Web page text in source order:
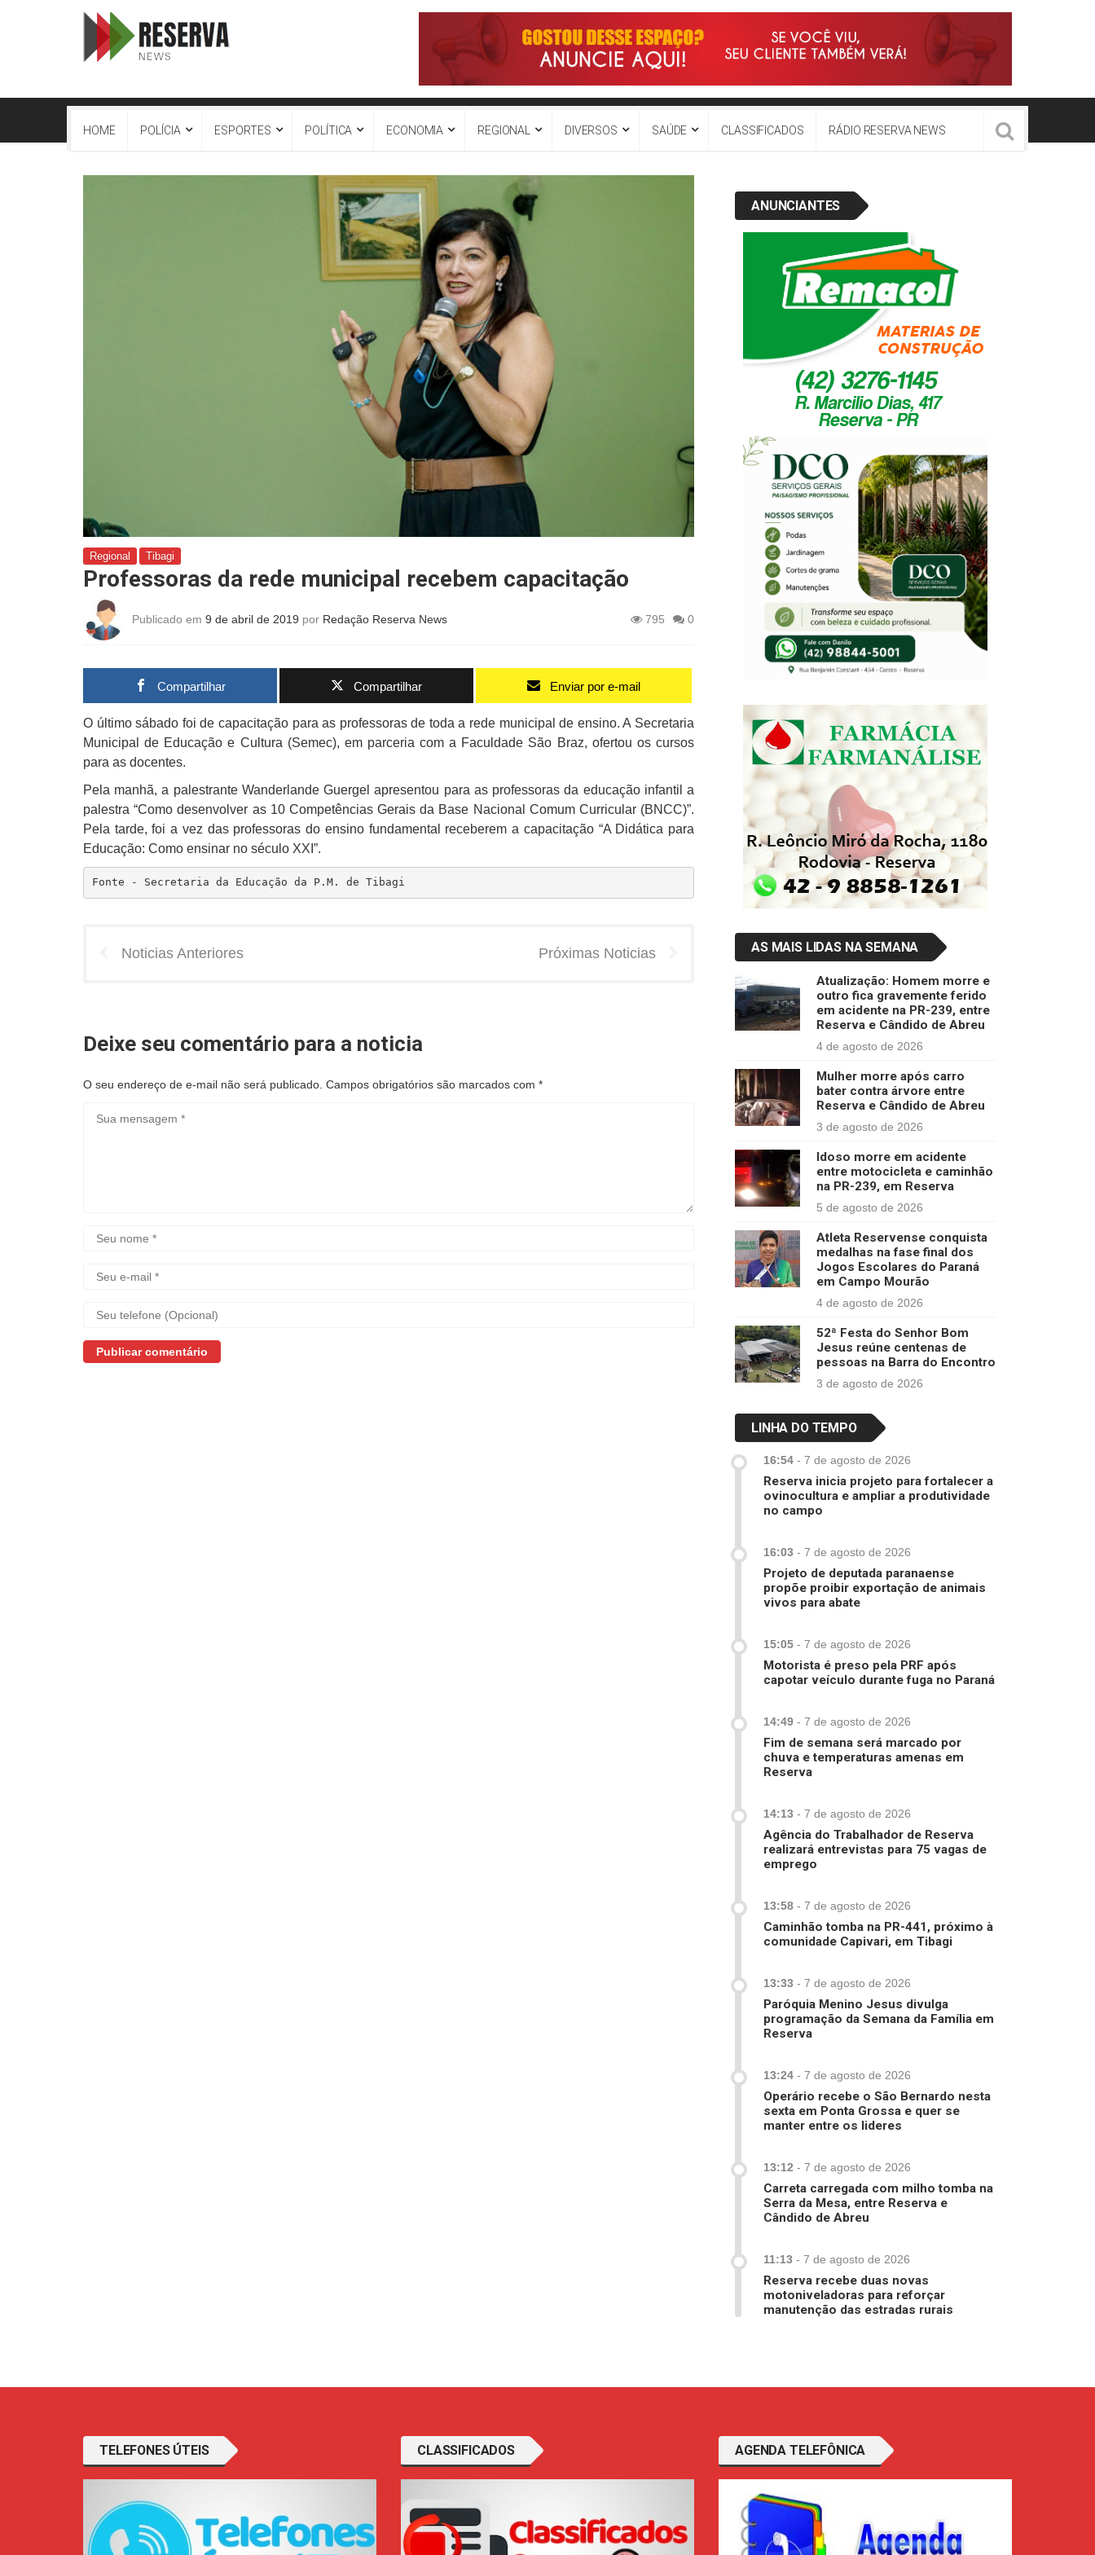
HOME POLÍCIA ESPORTES POLÍTICA ECONOMIA REGIONAL DIVERSOS SAÚDE CLASSIFICADOS RÁDIO RESERVA NEWS
Regional Tibagi
Professoras da rede municipal recebem capacitação
Publicado em 9 de abril de 2019 por Redação Reserva News 795 0
Compartilhar Compartilhar Enviar por e-mail
O último sábado foi de capacitação para as professoras de toda a rede municipal de ensino. A Secretaria
Municipal de Educação e Cultura (Semec), em parceria com a Faculdade São Braz, ofertou os cursos
para as docentes.
Pela manhã, a palestrante Wanderlande Guergel apresentou para as professoras da educação infantil a
palestra “Como desenvolver as 10 Competências Gerais da Base Nacional Comum Curricular (BNCC)”.
Pela tarde, foi a vez das professoras do ensino fundamental receberem a capacitação “A Didática para
Educação: Como ensinar no século XXI”.
Fonte - Secretaria da Educação da P.M. de Tibagi
Noticias Anteriores Próximas Noticias
Deixe seu comentário para a noticia
O seu endereço de e-mail não será publicado. Campos obrigatórios são marcados com *
ANUNCIANTES
AS MAIS LIDAS NA SEMANA
Atualização: Homem morre e
outro fica gravemente ferido
em acidente na PR-239, entre
Reserva e Cândido de Abreu
4 de agosto de 2026
Mulher morre após carro
bater contra árvore entre
Reserva e Cândido de Abreu
3 de agosto de 2026
Idoso morre em acidente
entre motocicleta e caminhão
na PR-239, em Reserva
5 de agosto de 2026
Atleta Reservense conquista
medalhas na fase final dos
Jogos Escolares do Paraná
em Campo Mourão
4 de agosto de 2026
52ª Festa do Senhor Bom
Jesus reúne centenas de
pessoas na Barra do Encontro
3 de agosto de 2026
LINHA DO TEMPO
16:54 - 7 de agosto de 2026
Reserva inicia projeto para fortalecer a
ovinocultura e ampliar a produtividade
no campo
16:03 - 7 de agosto de 2026
Projeto de deputada paranaense
propõe proibir exportação de animais
vivos para abate
15:05 - 7 de agosto de 2026
Motorista é preso pela PRF após
capotar veículo durante fuga no Paraná
14:49 - 7 de agosto de 2026
Fim de semana será marcado por
chuva e temperaturas amenas em
Reserva
14:13 - 7 de agosto de 2026
Agência do Trabalhador de Reserva
realizará entrevistas para 75 vagas de
emprego
13:58 - 7 de agosto de 2026
Caminhão tomba na PR-441, próximo à
comunidade Capivari, em Tibagi
13:33 - 7 de agosto de 2026
Paróquia Menino Jesus divulga
programação da Semana da Família em
Reserva
13:24 - 7 de agosto de 2026
Operário recebe o São Bernardo nesta
sexta em Ponta Grossa e quer se
manter entre os lideres
13:12 - 7 de agosto de 2026
Carreta carregada com milho tomba na
Serra da Mesa, entre Reserva e
Cândido de Abreu
11:13 - 7 de agosto de 2026
Reserva recebe duas novas
motoniveladoras para reforçar
manutenção das estradas rurais
TELEFONES ÚTEIS CLASSIFICADOS AGENDA TELEFÔNICA